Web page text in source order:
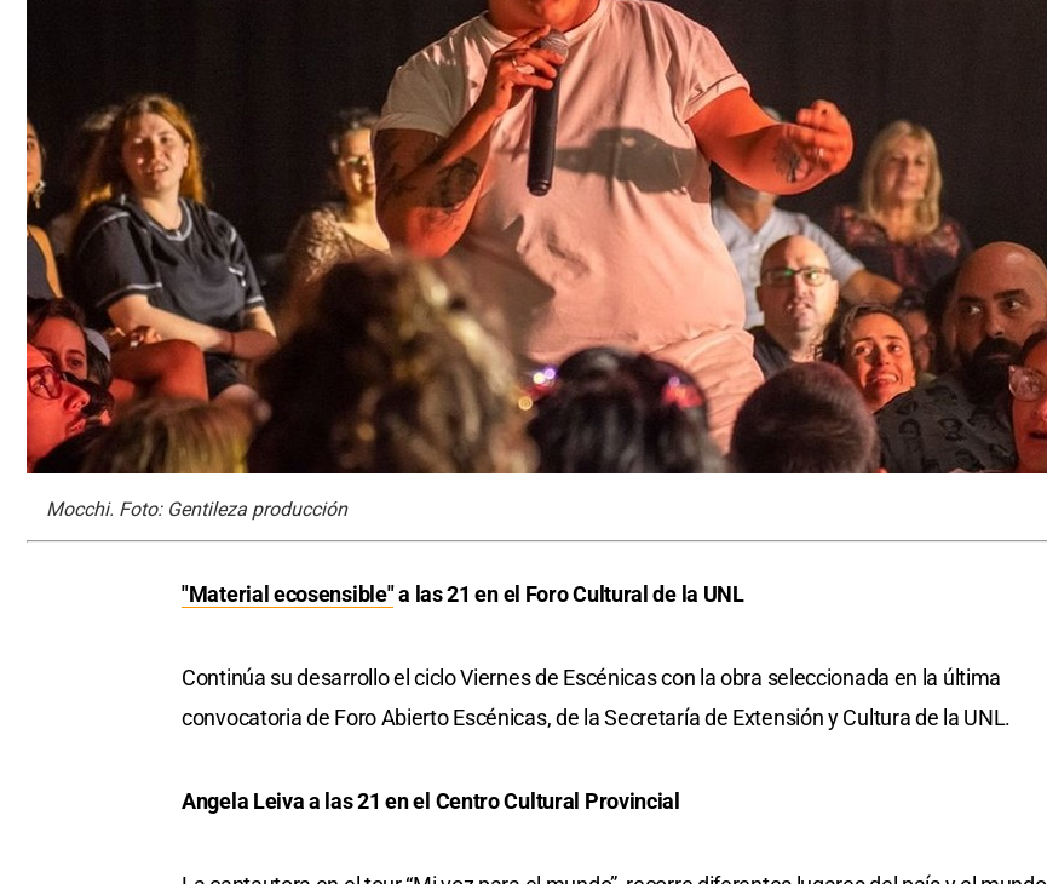
Mocchi. Foto: Gentileza producción
"Material ecosensible"a las 21 en el Foro Cultural de la UNL
Continúa su desarrollo el ciclo Viernes de Escénicas con la obra seleccionada en la última
convocatoria de Foro Abierto Escénicas, de la Secretaría de Extensión y Cultura de la UNL.
Angela Leiva a las 21 en el Centro Cultural Provincial